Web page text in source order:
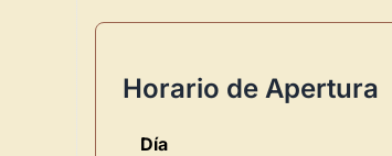
Horario de Apertura
Día